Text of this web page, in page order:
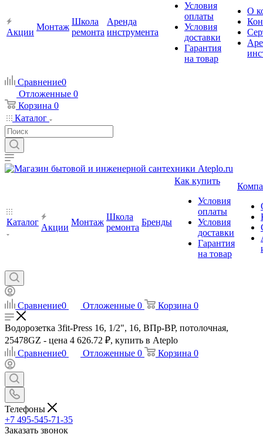
Акции
Монтаж
Школа
ремонта
Аренда
инструмента
Условия
оплаты
Условия
доставки
Гарантия
на товар
О
Сравнение0
Отложенные 0
Корзина 0
Каталог
Каталог
Акции
Монтаж
Школа
ремонта
Бренды
Как купить
Условия
оплаты
Условия
доставки
Гарантия
на товар
Сравнение0 Отложенные 0 Корзина 0
Водорозетка 3fit-Press 16, 1/2", 16, ВПр-ВР, потолочная,
25478GZ - цена 4 626.72 ₽, купить в Ateplo
Сравнение0 Отложенные 0 Корзина 0
Телефоны
+7 495-545-71-35
Заказать звонок